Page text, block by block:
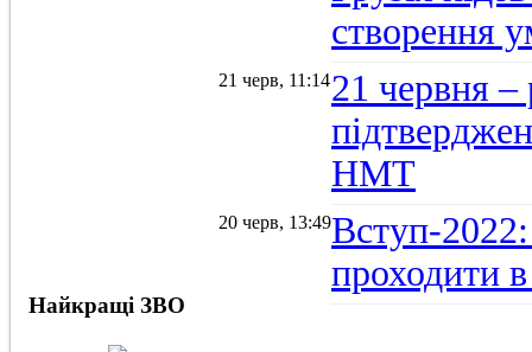
створення
21 черв, 11:1421 червня –
НМТ
20 черв, 13:49Вступ-
проходити в
Найкращі ЗВО